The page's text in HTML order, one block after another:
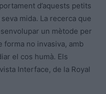
d’aquests petits
mida. La recerca que
un mètode per
forma no invasiva, amb
el cos humà. Els
Interface, de la Royal